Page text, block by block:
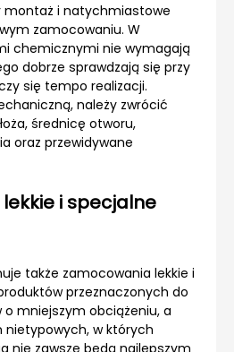
montaż i natychmiastowe
zamocowaniu. W
chemicznymi nie wymagają
dobrze sprawdzają się przy
się tempo realizacji.
należy zwrócić
średnicę otworu,
oraz przewidywane
i specjalne
także zamocowania lekkie i
przeznaczonych do
mniejszym obciążeniu, a
nietypowych, w których
nie zawsze będą najlepszym